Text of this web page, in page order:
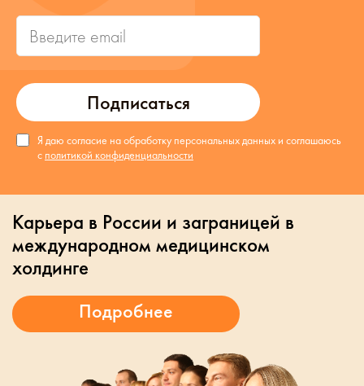
Подписаться
Я даю согласие на обработку персональных данных и соглашаюсь
с политикой конфиденциальности
Карьера в России и заграницей в
международном медицинском
холдинге